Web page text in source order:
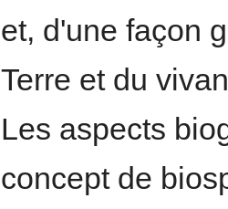
et, d'une façon
Terre et du
Les aspects
concept de